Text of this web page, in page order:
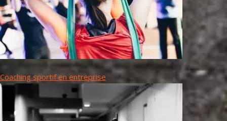
Coaching sportif en entreprise